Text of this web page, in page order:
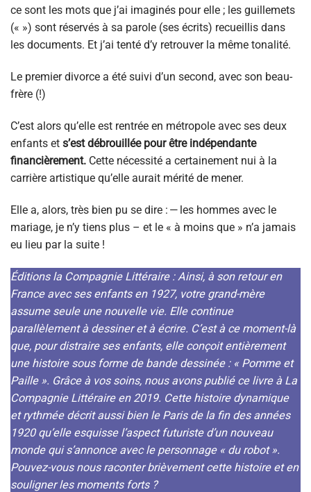
ce sont les mots que j’ai imaginés pour elle ; les guillemets
(« ») sont réservés à sa parole (ses écrits) recueillis dans
les documents. Et j’ai tenté d’y retrouver la même tonalité.
Le premier divorce a été suivi d’un second, avec son beau-
frère (!)
C’est alors qu’elle est rentrée en métropole avec ses deux
enfants et s’est débrouillée pour être indépendante
financièrement. Cette nécessité a certainement nui à la
carrière artistique qu’elle aurait mérité de mener.
Elle a, alors, très bien pu se dire : — les hommes avec le
mariage, je n’y tiens plus – et le « à moins que » n’a jamais
eu lieu par la suite !
Éditions la Compagnie Littéraire : Ainsi, à son retour en
France avec ses enfants en 1927, votre grand-mère
assume seule une nouvelle vie. Elle continue
parallèlement à dessiner et à écrire. C’est à ce moment-là
que, pour distraire ses enfants, elle conçoit entièrement
une histoire sous forme de bande dessinée : « Pomme et
Paille ». Grâce à vos soins, nous avons publié ce livre à La
Compagnie Littéraire en 2019. Cette histoire dynamique
et rythmée décrit aussi bien le Paris de la fin des années
1920 qu’elle esquisse l’aspect futuriste d’un nouveau
monde qui s’annonce avec le personnage « du robot ».
Pouvez-vous nous raconter brièvement cette histoire et en
souligner les moments forts ?